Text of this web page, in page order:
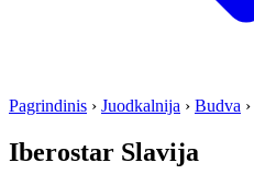
Pagrindinis › Juodkalnija › Budva ›
Iberostar Slavija